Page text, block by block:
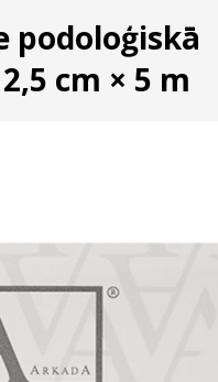
podoloģiskā
cm × 5 m